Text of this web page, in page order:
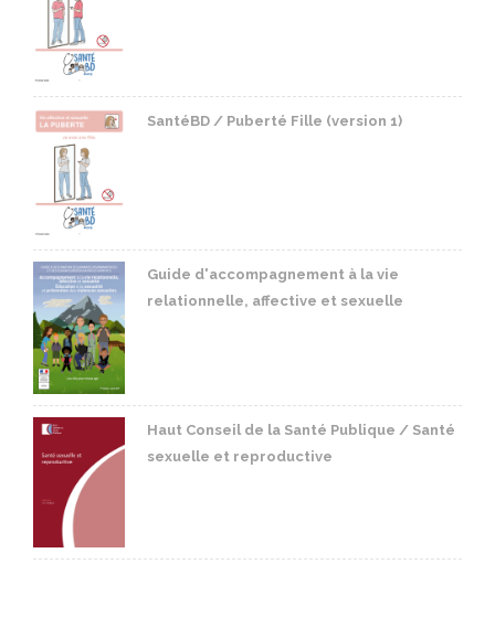
SantéBD / Puberté Fille (version 1)
Guide d'accompagnement à la vie
relationnelle, affective et sexuelle
Haut Conseil de la Santé Publique / Santé
sexuelle et reproductive